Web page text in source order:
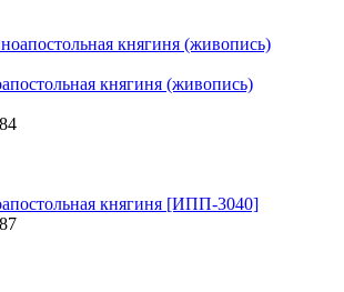
княгиня (живопись)
княгиня [ИПП-3040]